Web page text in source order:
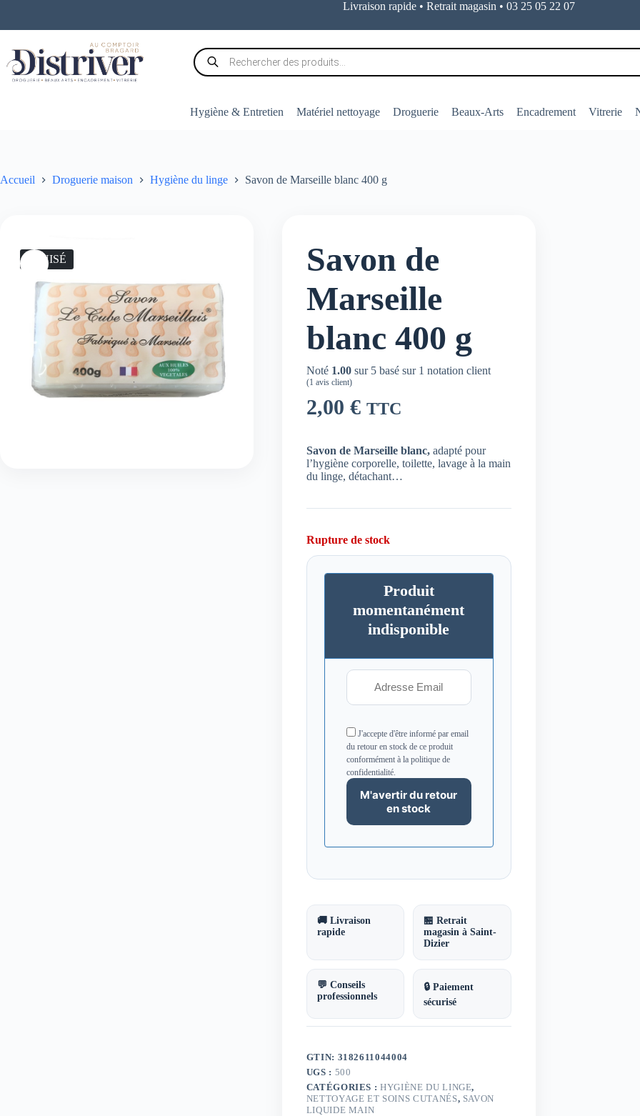
contenu
Livraison rapide • Retrait magasin • 03 25 05 22 07
Recherche
de
produits
Hygiène & Entretien Matériel nettoyage Droguerie Beaux-Arts Encadrement Vitrerie
Accueil Droguerie maison Hygiène du linge Savon de Marseille blanc 400 g
ÉPUISÉ
Savon de
Marseille
blanc 400 g
Noté 1.00sur 5 basé sur 1 notation client
(1 avis client)
2,00 € TTC
Savon de Marseille blanc, adapté pour
l’hygiène corporelle, toilette, lavage à la main
du linge, détachant…
Rupture de stock
Produit
momentanément
indisponible
J'accepte d'être informé par email
du retour en stock de ce produit
conformément à la politique de
confidentialité.
🚚 Livraison
rapide
🏪 Retrait
magasin à Saint-
Dizier
💬 Conseils
professionnels
🔒 Paiement
sécurisé
GTIN: 3182611044004
UGS : 500
CATÉGORIES :HYGIÈNE DU LINGE,
NETTOYAGE ET SOINS CUTANÉS, SAVON
LIQUIDE MAIN